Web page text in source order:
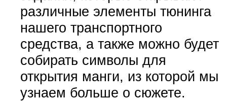
различные элементы тюнинга
нашего транспортного
средства, а также можно будет
собирать символы для
открытия манги, из которой мы
узнаем больше о сюжете.